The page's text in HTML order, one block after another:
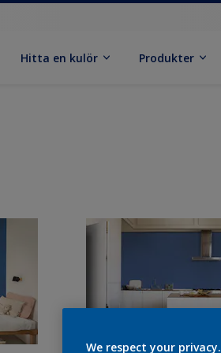
Hitta en kulör Produkter
We respect your privacy.